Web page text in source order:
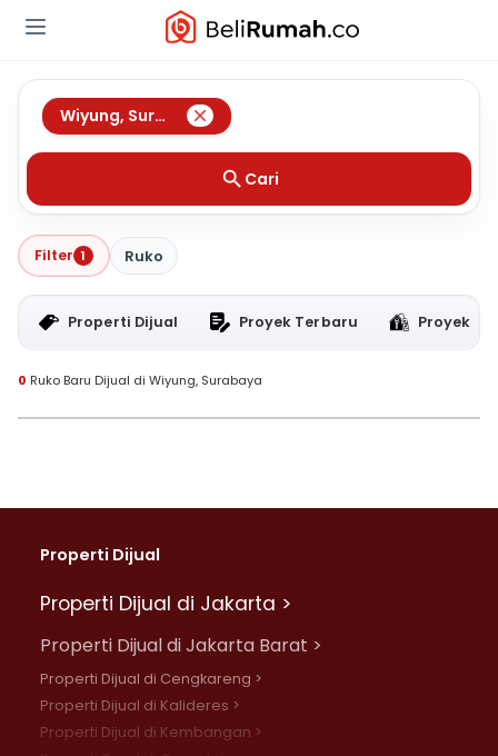
Wiyung, Surabaya
Cari
Filter 1 Ruko
Properti Dijual Proyek Terbaru Proyek
0 Ruko Baru Dijual di Wiyung, Surabaya
Properti Dijual
Properti Dijual di Jakarta >
Properti Dijual di Jakarta Barat >
Properti Dijual di Cengkareng >
Properti Dijual di Kalideres >
Properti Dijual di Kembangan >